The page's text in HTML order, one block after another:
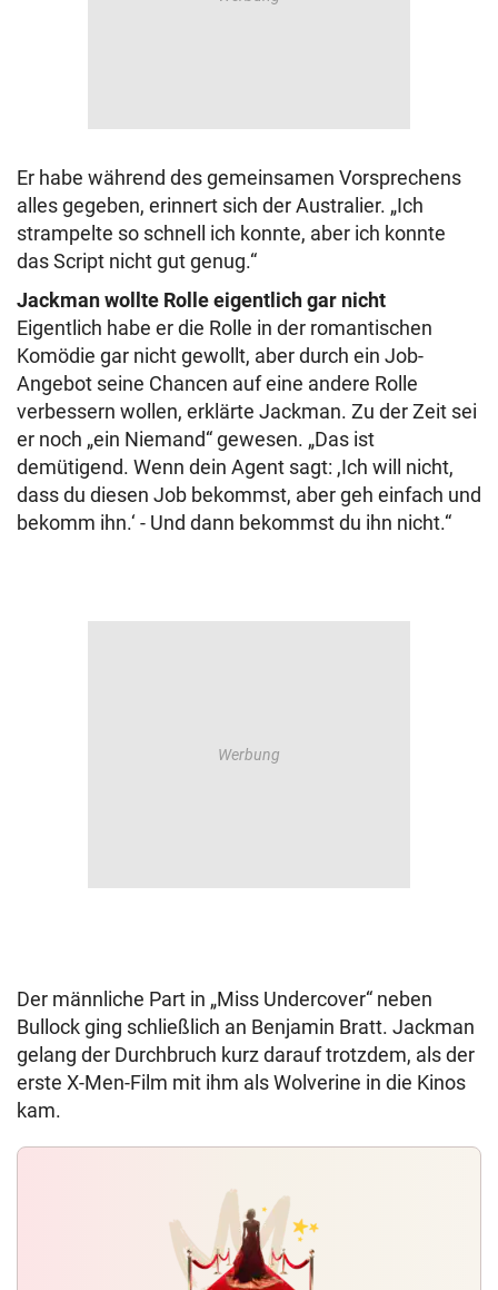
Er habe während des gemeinsamen Vorsprechens
alles gegeben, erinnert sich der Australier. „Ich
strampelte so schnell ich konnte, aber ich konnte
das Script nicht gut genug.“
Jackman wollte Rolle eigentlich gar nicht
Eigentlich habe er die Rolle in der romantischen
Komödie gar nicht gewollt, aber durch ein Job-
Angebot seine Chancen auf eine andere Rolle
verbessern wollen, erklärte Jackman. Zu der Zeit sei
er noch „ein Niemand“ gewesen. „Das ist
demütigend. Wenn dein Agent sagt: ,Ich will nicht,
dass du diesen Job bekommst, aber geh einfach und
bekomm ihn.‘ - Und dann bekommst du ihn nicht.“
Der männliche Part in „Miss Undercover“ neben
Bullock ging schließlich an Benjamin Bratt. Jackman
gelang der Durchbruch kurz darauf trotzdem, als der
erste X-Men-Film mit ihm als Wolverine in die Kinos
kam.